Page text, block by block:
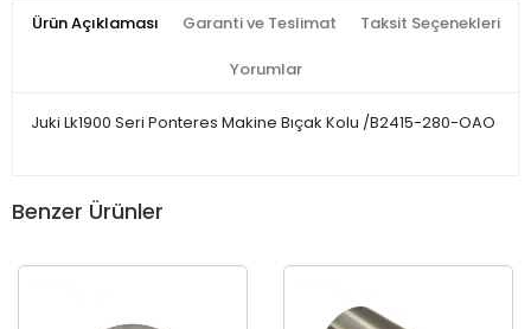
Ürün Açıklaması Garanti ve Teslimat Taksit Seçenekleri
Yorumlar
Juki Lk1900 Seri Ponteres Makine Bıçak Kolu /B2415-280-OAO
Benzer Ürünler